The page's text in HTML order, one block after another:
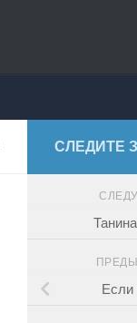
СЛЕДИТЕ
Если